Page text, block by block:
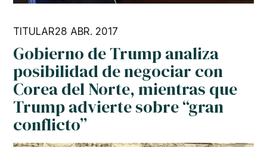
TITULAR28 ABR. 2017
Gobierno de Trump analiza
posibilidad de negociar con
Corea del Norte, mientras que
Trump advierte sobre “gran
conflicto”